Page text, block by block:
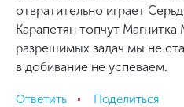
отвратительно играет
Карапетян топчут Магнитка
разрешимых задач мы не
в добивание не успеваем.
Ответить Поделиться